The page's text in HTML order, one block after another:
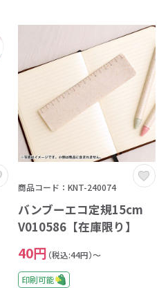
商品コード：KNT-240074
バンブーエコ定規15cm
V010586【在庫限り】
40円 （税込:44円）～
印刷可能